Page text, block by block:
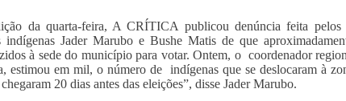
da quarta-feira, A CRÍTICA publicou denúncia feita pelos
indígenas Jader Marubo e Bushe Matis de que
à sede do município para votar. Ontem, o coordenador
estimou em mil, o número de indígenas que se deslocaram à
20 dias antes das eleições”, disse Jader Marubo.